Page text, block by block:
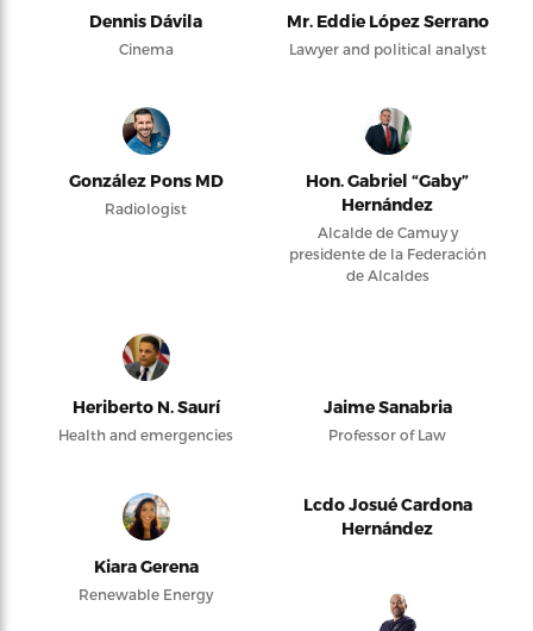
Dennis Dávila
Cinema
Mr. Eddie López Serrano
Lawyer and political analyst
González Pons MD
Radiologist
Hon. Gabriel “Gaby”
Hernández
Alcalde de Camuy y
presidente de la Federación
de Alcaldes
Heriberto N. Saurí
Health and emergencies
Jaime Sanabria
Professor of Law
Kiara Gerena
Renewable Energy
Lcdo Josué Cardona
Hernández